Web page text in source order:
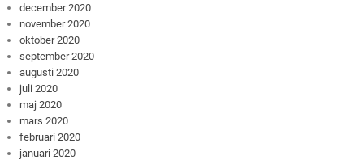
december 2020
november 2020
oktober 2020
september 2020
augusti 2020
juli 2020
maj 2020
mars 2020
februari 2020
januari 2020